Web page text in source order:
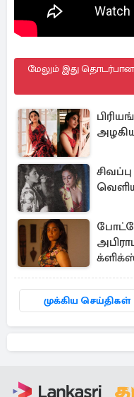
மேலும் இது தொடர்பான
முக்கிய செய்திகள்